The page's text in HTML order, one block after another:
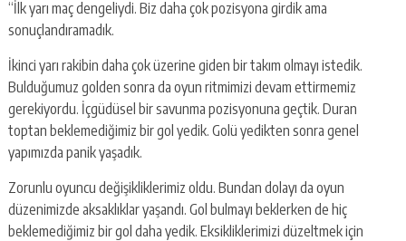
“İlk yarı maç dengeliydi. Biz daha çok pozisyona girdik ama
sonuçlandıramadık.
İkinci yarı rakibin daha çok üzerine giden bir takım olmayı istedik.
Bulduğumuz golden sonra da oyun ritmimizi devam ettirmemiz
gerekiyordu. İçgüdüsel bir savunma pozisyonuna geçtik. Duran
toptan beklemediğimiz bir gol yedik. Golü yedikten sonra genel
yapımızda panik yaşadık.
Zorunlu oyuncu değişikliklerimiz oldu. Bundan dolayı da oyun
düzenimizde aksaklıklar yaşandı. Gol bulmayı beklerken de hiç
beklemediğimiz bir gol daha yedik. Eksikliklerimizi düzeltmek için